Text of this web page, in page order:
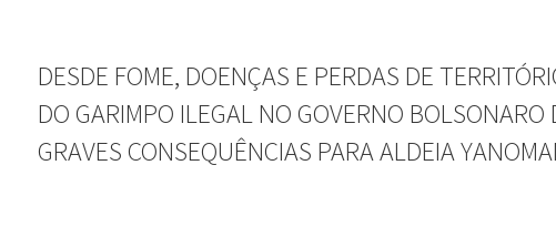
DESDE FOME, DOENÇAS E PERDAS DE
DO GARIMPO ILEGAL NO GOVERNO BOLSONARO
GRAVES CONSEQUÊNCIAS PARA ALDEIA